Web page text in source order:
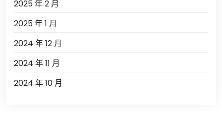
2025 年 2 月
2025 年 1 月
2024 年 12 月
2024 年 11 月
2024 年 10 月